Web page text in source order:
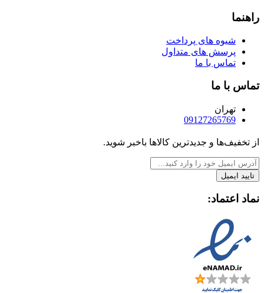
راهنما
شیوه های پرداخت
پرسش های متداول
تماس با ما
تماس با ما
تهران
09127265769
از تخفیف‌ها و جدیدترین‌ کالاها باخبر شوید.
تایید ایمیل
نماد اعتماد: